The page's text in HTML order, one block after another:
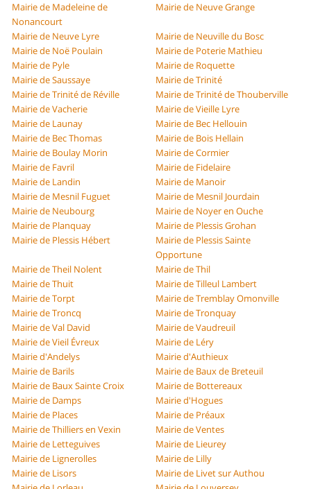
Mairie de Madeleine de
Nonancourt
Mairie de Neuve Grange
Mairie de Neuve Lyre
Mairie de Neuville du Bosc
Mairie de Noë Poulain
Mairie de Poterie Mathieu
Mairie de Pyle
Mairie de Roquette
Mairie de Saussaye
Mairie de Trinité
Mairie de Trinité de Réville
Mairie de Trinité de Thouberville
Mairie de Vacherie
Mairie de Vieille Lyre
Mairie de Launay
Mairie de Bec Hellouin
Mairie de Bec Thomas
Mairie de Bois Hellain
Mairie de Boulay Morin
Mairie de Cormier
Mairie de Favril
Mairie de Fidelaire
Mairie de Landin
Mairie de Manoir
Mairie de Mesnil Fuguet
Mairie de Mesnil Jourdain
Mairie de Neubourg
Mairie de Noyer en Ouche
Mairie de Planquay
Mairie de Plessis Grohan
Mairie de Plessis Hébert
Mairie de Plessis Sainte
Opportune
Mairie de Theil Nolent
Mairie de Thil
Mairie de Thuit
Mairie de Tilleul Lambert
Mairie de Torpt
Mairie de Tremblay Omonville
Mairie de Troncq
Mairie de Tronquay
Mairie de Val David
Mairie de Vaudreuil
Mairie de Vieil Évreux
Mairie de Léry
Mairie d'Andelys
Mairie d'Authieux
Mairie de Barils
Mairie de Baux de Breteuil
Mairie de Baux Sainte Croix
Mairie de Bottereaux
Mairie de Damps
Mairie d'Hogues
Mairie de Places
Mairie de Préaux
Mairie de Thilliers en Vexin
Mairie de Ventes
Mairie de Letteguives
Mairie de Lieurey
Mairie de Lignerolles
Mairie de Lilly
Mairie de Lisors
Mairie de Livet sur Authou